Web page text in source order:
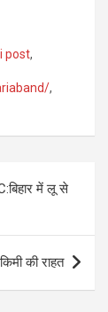
post,
,
में लू से
की राहत